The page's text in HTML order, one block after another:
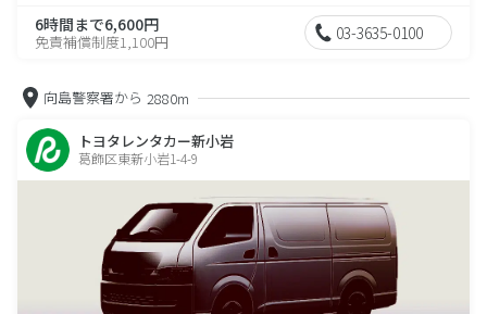
6時間まで6,600円
免責補償制度1,100円 03-3635-0100
向島警察署から 2880m
トヨタレンタカー新小岩
葛飾区東新小岩1-4-9